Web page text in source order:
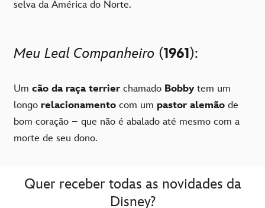
selva da América do Norte.
Meu Leal Companheiro (1961):
Um cão da raça terrier chamado Bobby tem um
longo relacionamento com um pastor alemão de
bom coração – que não é abalado até mesmo com a
morte de seu dono.
Quer receber todas as novidades da
Disney?